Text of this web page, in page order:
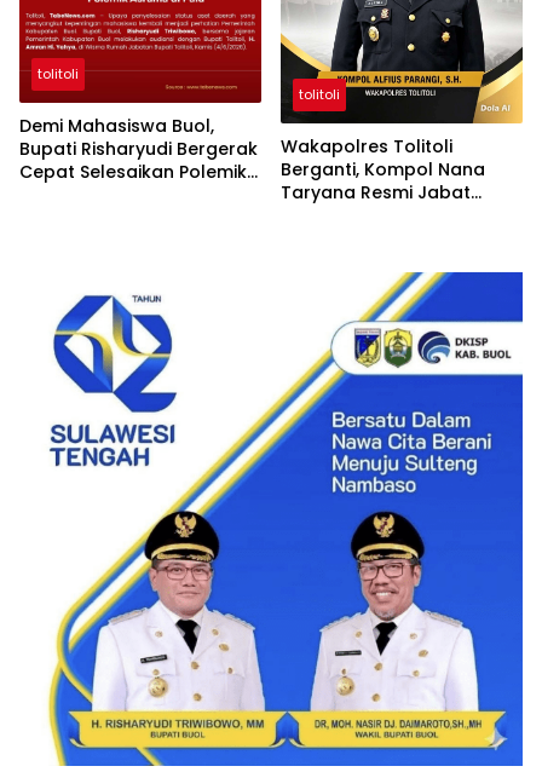
tolitoli
Demi Mahasiswa Buol,
Bupati Risharyudi Bergerak
Cepat Selesaikan Polemik
tolitoli
Wakapolres Tolitoli
Berganti, Kompol Nana
Taryana Resmi Jabat